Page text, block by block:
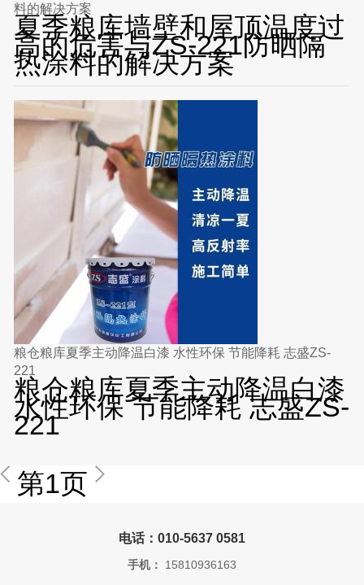
料的解决方案
夏季粮库墙壁和屋顶温度过
高的危害与ZS-221防晒隔
热涂料的解决方案
粮仓粮库夏季主动降温白漆 水性环保 节能降耗 志盛ZS-
221
粮仓粮库夏季主动降温白漆
水性环保 节能降耗 志盛ZS-
221
第1页
电话：010-5637 0581
手机： 15810936163